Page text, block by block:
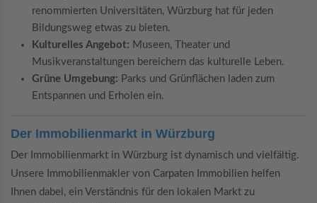
renommierten Universitäten, Würzburg hat für jeden
Bildungsweg etwas zu bieten.
Kulturelles Angebot: Museen, Theater und
Musikveranstaltungen bereichern das kulturelle Leben.
Grüne Umgebung: Parks und Grünflächen laden zum
Entspannen und Erholen ein.
Der Immobilienmarkt in Würzburg
Der Immobilienmarkt in Würzburg ist dynamisch und vielfältig.
Unsere Immobilienmakler von Carpaten Immobilien helfen
Ihnen dabei, ein Verständnis für den lokalen Markt zu